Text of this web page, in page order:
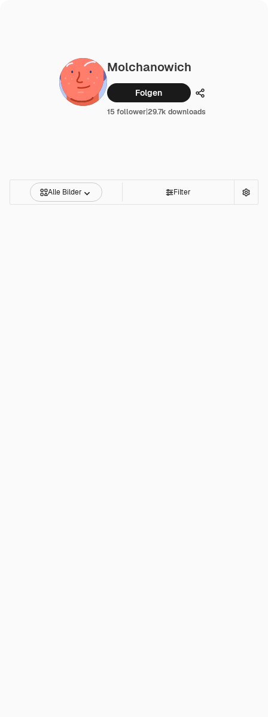
Molchanowich
Folgen Teilen
15 follower|29.7k downloads
Alle Bilder Filter